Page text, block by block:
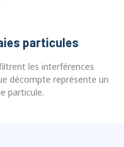
particules
les interférences
décompte représente un
particule.